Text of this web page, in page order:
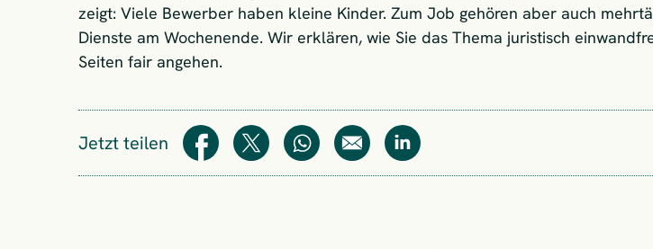
zeigt: Viele Bewerber haben kleine Kinder. Zum Job gehören aber auch
Dienste am Wochenende. Wir erklären, wie Sie das Thema juristisch
Seiten fair angehen.
Jetzt teilen Teilen Teilen WhatsAppE-Mail Teilen